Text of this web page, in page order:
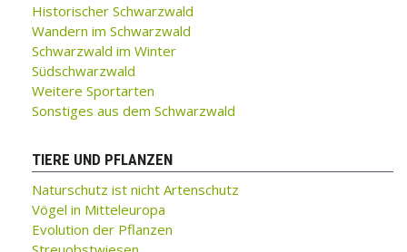
Historischer Schwarzwald
Wandern im Schwarzwald
Schwarzwald im Winter
Südschwarzwald
Weitere Sportarten
Sonstiges aus dem Schwarzwald
TIERE UND PFLANZEN
Naturschutz ist nicht Artenschutz
Vögel in Mitteleuropa
Evolution der Pflanzen